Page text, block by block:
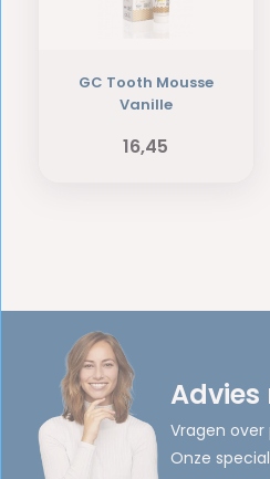
GC Tooth Mousse
Vanille
16,45
Advies
Vragen
Onze